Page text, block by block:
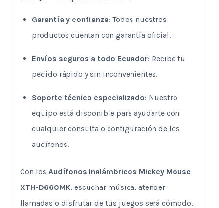
Garantía y confianza: Todos nuestros
productos cuentan con garantía oficial.
Envíos seguros a todo Ecuador: Recibe tu
pedido rápido y sin inconvenientes.
Soporte técnico especializado: Nuestro
equipo está disponible para ayudarte con
cualquier consulta o configuración de los
audífonos.
Con los Audífonos Inalámbricos Mickey Mouse
XTH-D660MK, escuchar música, atender
llamadas o disfrutar de tus juegos será cómodo,